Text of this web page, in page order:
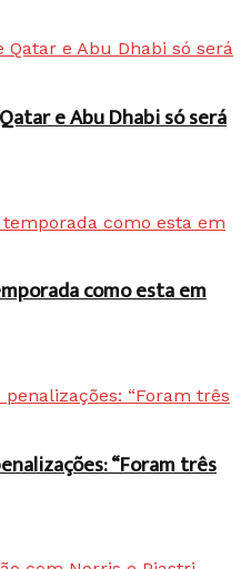
e Abu Dhabi só será
como esta em
“Foram três